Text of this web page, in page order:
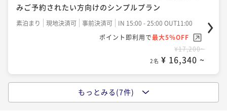
みご予約されたい方向けのシンプルプラン
素泊まり 現地決済可 事前決済可
IN 15:00 - 25:00 OUT11:00
ポイント即利用で最大5％OFF
¥17,200~
2名 ¥ 16,340 ~
【直前割】★素泊まり★２１日前から当日予約限定！
もっとみる(7件)